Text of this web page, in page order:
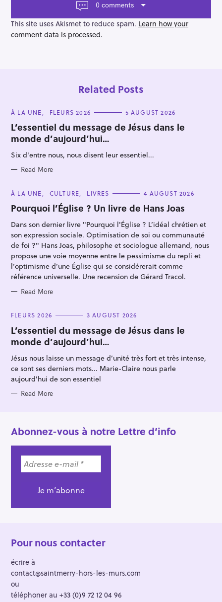
g
a
t
0 comments
This site uses Akismet to reduce spam. Learn how your
comment data is processed.
Related Posts
C
T
E
G
O
R
I
S
À LA UNE FLEURS 2026 5 AUGUST 2026
L’essentiel du message de Jésus dans le
monde d’aujourd’hui…
Six d'entre nous, nous disent leur essentiel...
Read More
C
T
E
O
I
E
S
À LA UNE CULTURE LIVRES 4 AUGUST 2026
Pourquoi l’Église ? Un livre de Hans Joas
Dans son dernier livre "Pourquoi l'Église ? L’idéal chrétien et
son expression sociale. Optimisation de soi ou communauté
de foi ?" Hans Joas, philosophe et sociologue allemand, nous
propose une voie moyenne entre le pessimisme du repli et
l’optimisme d’une Église qui se considérerait comme
référence universelle. Une recension de Gérard Tracol.
Read More
C
T
E
G
O
I
E
S
FLEURS 2026 3 AUGUST 2026
L’essentiel du message de Jésus dans le
monde d’aujourd’hui…
Jésus nous laisse un message d’unité très fort et très intense,
ce sont ses derniers mots... Marie-Claire nous parle
aujourd'hui de son essentiel
Read More
Abonnez-vous à notre Lettre d’info
Pour nous contacter
écrire à
contact@saintmerry-hors-les-murs.com
ou
téléphoner au +33 (0)9 72 12 04 96
S
e
a
r
c
h
f
r
: